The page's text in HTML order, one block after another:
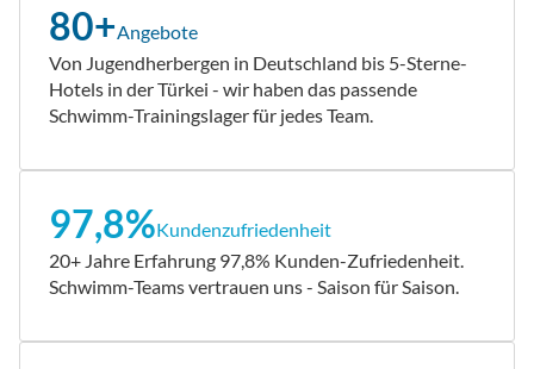
80+Angebote
Von Jugendherbergen in Deutschland bis 5-Sterne-
Hotels in der Türkei - wir haben das passende
Schwimm-Trainingslager für jedes Team.
97,8%Kundenzufriedenheit
20+ Jahre Erfahrung 97,8% Kunden-Zufriedenheit.
Schwimm-Teams vertrauen uns - Saison für Saison.